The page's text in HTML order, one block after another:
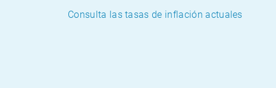
Consulta las tasas de inflación actuales